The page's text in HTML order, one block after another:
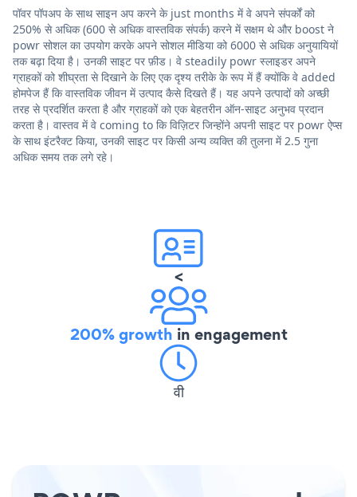
पॉवर पॉपअप के साथ साइन अप करने के just months में वे अपने संपर्कों को
250% से अधिक (600 से अधिक वास्तविक संपर्क) करने में सक्षम थे और boost ने
powr सोशल का उपयोग करके अपने सोशल मीडिया को 6000 से अधिक अनुयायियों
तक बढ़ा दिया है। उनकी साइट पर फ़ीड। वे steadily powr स्लाइडर अपने
ग्राहकों को शीघ्रता से दिखाने के लिए एक दृश्य तरीके के रूप में हैं क्योंकि वे added
होमपेज हैं कि वास्तविक जीवन में उत्पाद कैसे दिखते हैं। यह अपने उत्पादों को अच्छी
तरह से प्रदर्शित करता है और ग्राहकों को एक बेहतरीन ऑन-साइट अनुभव प्रदान
करता है। वास्तव में वे coming to कि विज़िटर जिन्होंने अपनी साइट पर powr ऐप्स
के साथ इंटरैक्ट किया, उनकी साइट पर किसी अन्य व्यक्ति की तुलना में 2.5 गुना
अधिक समय तक लगे रहे।
<
200% growth in engagement
वी